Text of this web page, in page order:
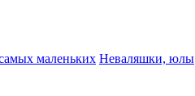
маленьких Неваляшки, юлы